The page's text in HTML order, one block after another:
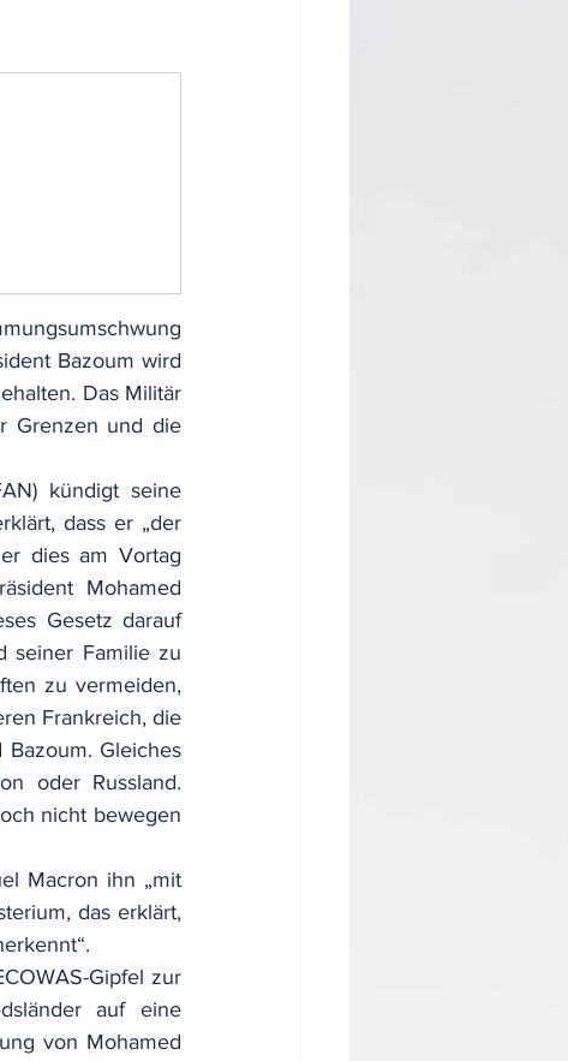
Bazoum wird
Das Militär
Grenzen und die
kündigt seine
dass er „der
dies am Vortag
Mohamed
Gesetz darauf
seiner Familie zu
zu vermeiden,
Frankreich, die
Gleiches
oder Russland.
nicht bewegen
Macron ihn „mit
das erklärt,
Gipfel zur
auf eine
von Mohamed